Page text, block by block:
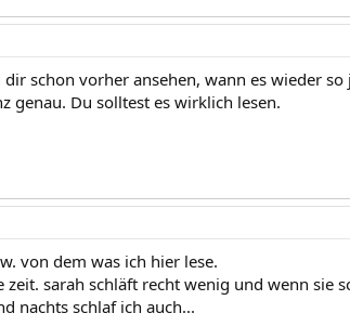
dir schon vorher ansehen, wann es wieder
genau. Du solltest es wirklich lesen.
von dem was ich hier lese.
sarah schläft recht wenig und wenn sie
nachts schlaf ich auch...